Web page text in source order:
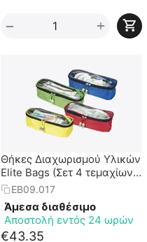
+
−
Θήκες Διαχωρισμού Υλικών
Elite Bags (Σετ 4 τεμαχίων -
4 αποχρώσεων)
EB09.017
Άμεσα διαθέσιμο
Αποστολή εντός 24 ωρών
€43.35